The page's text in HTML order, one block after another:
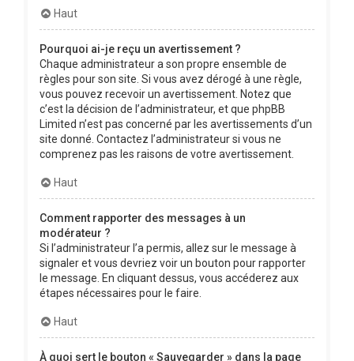
Haut
Pourquoi ai-je reçu un avertissement ?
Chaque administrateur a son propre ensemble de
règles pour son site. Si vous avez dérogé à une règle,
vous pouvez recevoir un avertissement. Notez que
c’est la décision de l’administrateur, et que phpBB
Limited n’est pas concerné par les avertissements d’un
site donné. Contactez l’administrateur si vous ne
comprenez pas les raisons de votre avertissement.
Haut
Comment rapporter des messages à un
modérateur ?
Si l’administrateur l’a permis, allez sur le message à
signaler et vous devriez voir un bouton pour rapporter
le message. En cliquant dessus, vous accéderez aux
étapes nécessaires pour le faire.
Haut
À quoi sert le bouton « Sauvegarder » dans la page